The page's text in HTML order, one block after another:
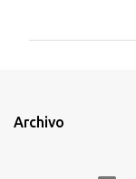
Archivo